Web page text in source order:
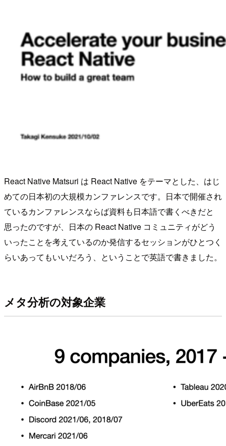
React Native Matsuri は React Native をテーマとした、はじ
めての日本初の大規模カンファレンスです。日本で開催され
ているカンファレンスならば資料も日本語で書くべきだと
思ったのですが、日本の React Native コミュニティがどう
いったことを考えているのか発信するセッションがひとつく
らいあってもいいだろう、ということで英語で書きました。
メタ分析の対象企業